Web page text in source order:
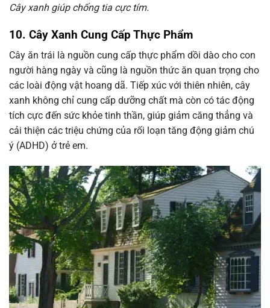
Cây xanh giúp chống tia cực tím.
10. Cây Xanh Cung Cấp Thực Phẩm
Cây ăn trái là nguồn cung cấp thực phẩm dồi dào cho con
người hàng ngày và cũng là nguồn thức ăn quan trọng cho
các loài động vật hoang dã. Tiếp xúc với thiên nhiên, cây
xanh không chỉ cung cấp dưỡng chất mà còn có tác động
tích cực đến sức khỏe tinh thần, giúp giảm căng thẳng và
cải thiện các triệu chứng của rối loạn tăng động giảm chú
ý (ADHD) ở trẻ em.